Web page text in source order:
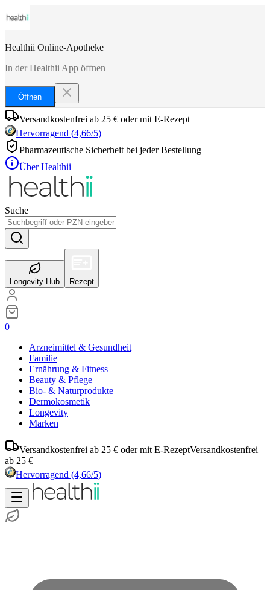
Healthii Online-Apotheke
In der Healthii App öffnen
Öffnen
Versandkostenfrei ab 25 € oder mit E-Rezept
Hervorragend (4,66/5)
Pharmazeutische Sicherheit bei jeder Bestellung
Über Healthii
Suche
Longevity Hub Rezept
0
Arzneimittel & Gesundheit
Familie
Ernährung & Fitness
Beauty & Pflege
Bio- & Naturprodukte
Dermokosmetik
Longevity
Marken
Versandkostenfrei ab 25 € oder mit E-RezeptVersandkostenfrei
ab 25 €
Hervorragend (4,66/5)